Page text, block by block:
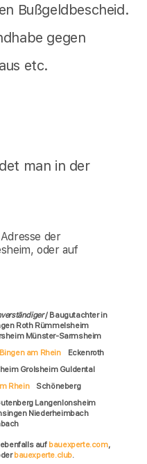
Bußgeldbescheid.
gegen
etc.
man in der
der
oder auf
/ Baugutachter in
Roth Rümmelsheim
Münster-Sarmsheim
Bingen am Rhein
Eckenroth
Grolsheim Guldental
Rhein
Schöneberg
Langenlonsheim
Niederheimbach
auf bauexperte.com,
bauexperte.club.